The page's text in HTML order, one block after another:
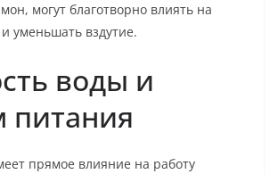
могут благотворно влиять на
уменьшать вздутие.
воды и
прямое влияние на работу